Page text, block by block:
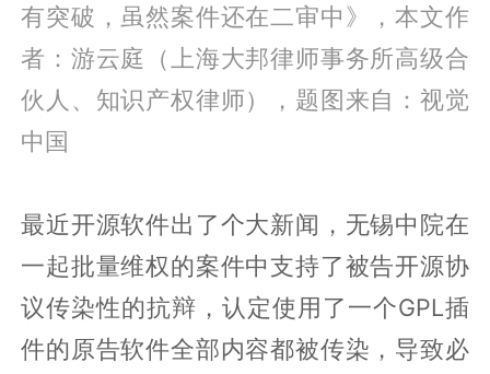
有突破，虽然案件还在二审中》，本文作
者：游云庭（上海大邦律师事务所高级合
伙人、知识产权律师），题图来自：视觉
中国
最近开源软件出了个大新闻，无锡中院在
一起批量维权的案件中支持了被告开源协
议传染性的抗辩，认定使用了一个GPL插
件的原告软件全部内容都被传染，导致必